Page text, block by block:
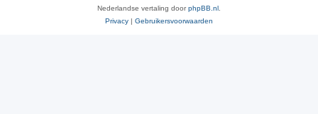
Nederlandse vertaling doorphpBB.nl
Privacy | Gebruikersvoorwaarden